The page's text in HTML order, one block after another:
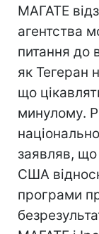
МАГАТЕ
агентства
питання до
як Тегеран
що
минулому.
заявляв, що
США
програми